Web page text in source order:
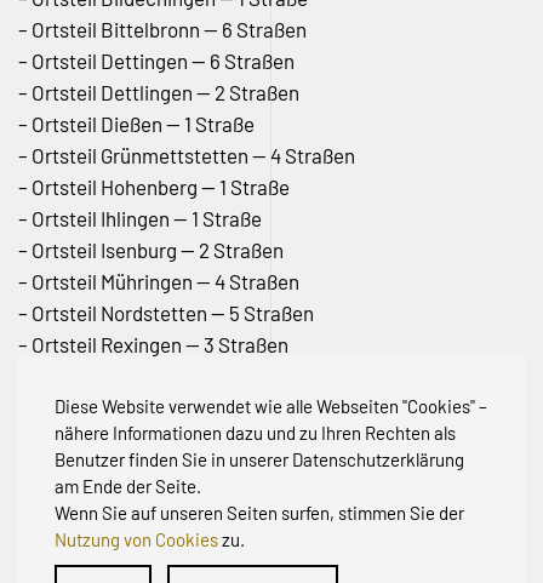
Diese Website verwendet wie alle Webseiten "Cookies" –
nähere Informationen dazu und zu Ihren Rechten als
Benutzer finden Sie in unserer Datenschutzerklärung
am Ende der Seite.
Wenn Sie auf unseren Seiten surfen, stimmen Sie der
Nutzung von Cookieszu.
– Ortsteil Bittelbronn — 6 Straßen
– Ortsteil Dettingen — 6 Straßen
– Ortsteil Dettlingen — 2 Straßen
– Ortsteil Dießen — 1 Straße
– Ortsteil Grünmettstetten — 4 Straßen
– Ortsteil Hohenberg — 1 Straße
– Ortsteil Ihlingen — 1 Straße
– Ortsteil Isenburg — 2 Straßen
– Ortsteil Mühringen — 4 Straßen
– Ortsteil Nordstetten — 5 Straßen
– Ortsteil Rexingen — 3 Straßen
Unsere aktuelle Karte finden Siehier.